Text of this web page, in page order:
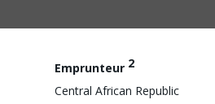
Emprunteur 2
Central African Republic